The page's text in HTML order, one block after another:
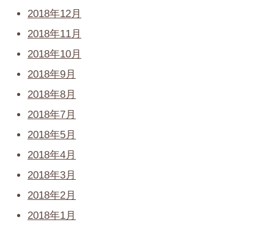
2018年12月
2018年11月
2018年10月
2018年9月
2018年8月
2018年7月
2018年5月
2018年4月
2018年3月
2018年2月
2018年1月